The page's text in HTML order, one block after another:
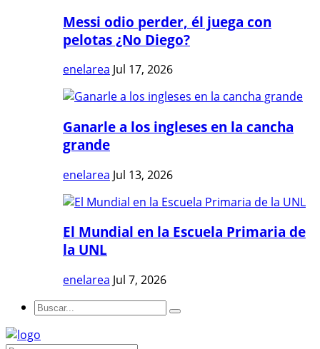
Messi odio perder, él juega con
pelotas ¿No Diego?
enelarea Jul 17, 2026
Ganarle a los ingleses en la cancha
grande
enelarea Jul 13, 2026
El Mundial en la Escuela Primaria de
la UNL
enelarea Jul 7, 2026